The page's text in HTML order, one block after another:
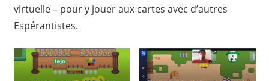
virtuelle – pour y jouer aux cartes avec d’autres
Espérantistes.